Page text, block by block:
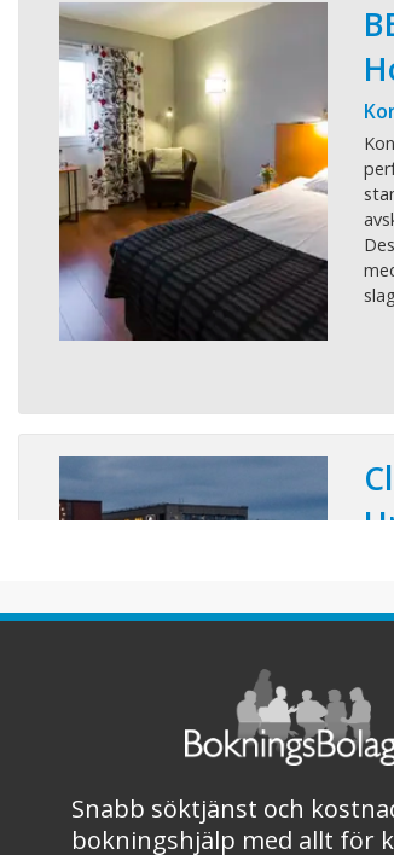
Snabb söktjänst och
bokningshjälp med allt för